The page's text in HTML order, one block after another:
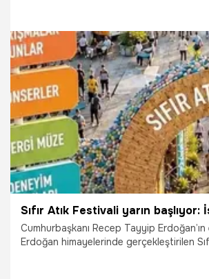
insanlık beşten büyüktür.' mesajının
olduğunu düşünüyorum." dedi.
5.06.2026 Gündem
Cumhurbaşkanı Recep Tayyip Erdoğan’ın
Erdoğan himayelerinde gerçekleştirilen